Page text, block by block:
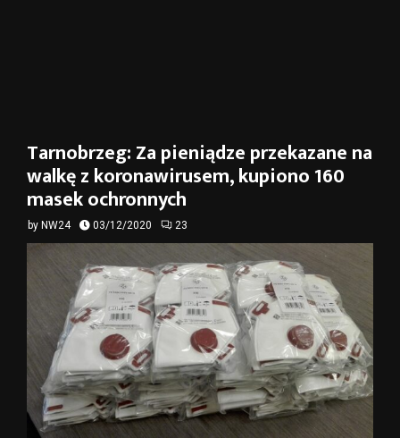
Tarnobrzeg: Za pieniądze przekazane na
walkę z koronawirusem, kupiono 160
masek ochronnych
by NW24 03/12/2020 23